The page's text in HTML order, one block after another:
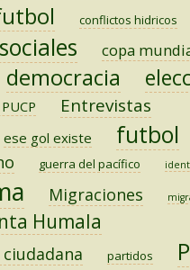
conflictos hidricos
copa
democracia
Entrevistas
ese gol existe futbol
guerra del pacífico
Migraciones
Humala
partidos